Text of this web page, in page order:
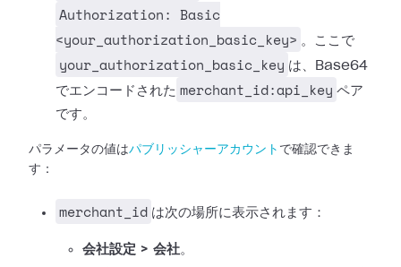
Authorization: Basic
<your_authorization_basic_key> 。ここで
your_authorization_basic_key は、Base64
でエンコードされた merchant_id:api_key ペア
です。
パラメータの値はパブリッシャーアカウント で確認できま
す：
merchant_id は次の場所に表示されます：
会社設定 > 会社。